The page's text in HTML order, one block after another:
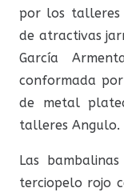
por los talleres
de atractivas
García
conformada
de metal
talleres Angulo.
Las
terciopelo rojo